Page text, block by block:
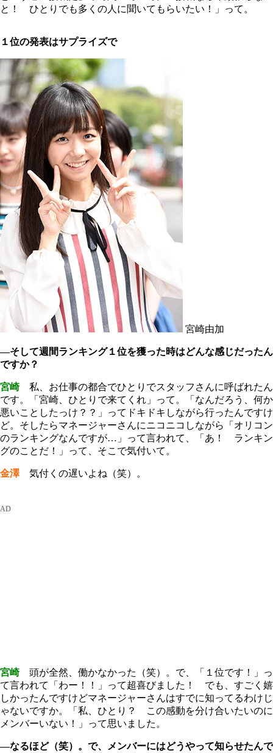
と！ ひとりでも多くの人に聞いてもらいたい！」って。
１位の発表はサプライズで
宮崎由加
―そして週間ランキング１位を獲った時はどんな感じだったん
ですか？
宮崎私、お仕事の都合でひとりでスタッフさんに呼ばれたん
です。「宮崎、ひとりで来てくれ」って。「なんだろう、何か
悪いことしたっけ？？」ってドキドキしながら行ったんですけ
ど。そしたらマネージャーさんにニコニコしながら「オリコン
のランキングなんですが…」って言われて、「あ！ ランキン
グのことだ！」って、そこで気付いて。
金澤気付くの遅いよね（笑）。
宮崎頭が全然、働かなかった（笑）。で、「１位です！」っ
て言われて「わー！！」って超喜びました！ でも、すごく嬉
しかったんですけどマネージャーさんはすでに知ってるわけじ
ゃないですか。「私、ひとり？ この感動を分け合いたいのに
メンバーいない！」って思いました。
―なるほど（笑）。で、メンバーにはどうやって知らせたんで